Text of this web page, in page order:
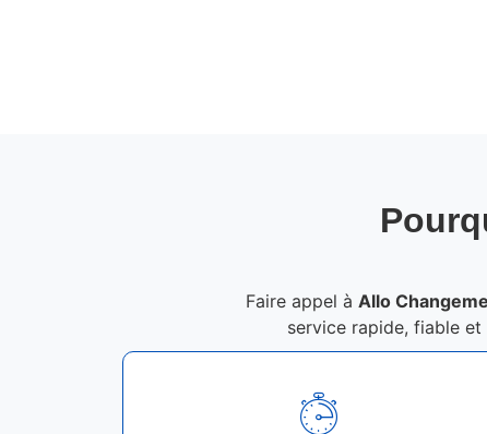
Faire appel à Allo
service rapide, fiable